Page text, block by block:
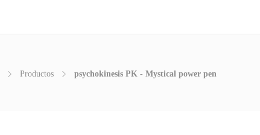
Productos psychokinesis PK - Mystical power pen